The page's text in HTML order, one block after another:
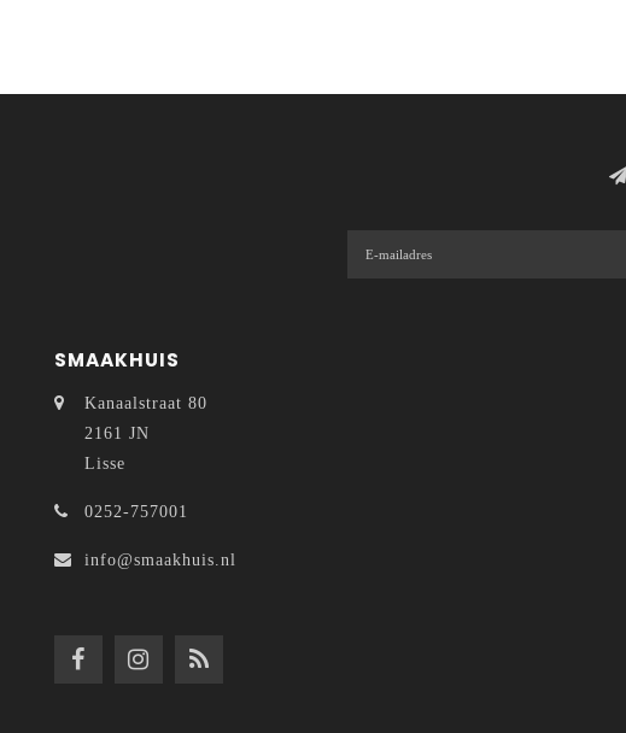
SMAAKHUIS
Kanaalstraat 80
2161 JN
Lisse
0252-757001
info@smaakhuis.nl